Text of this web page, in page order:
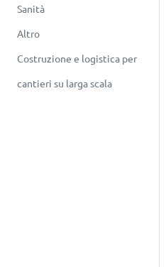
Sanità
Altro
Costruzione e logistica per
cantieri su larga scala